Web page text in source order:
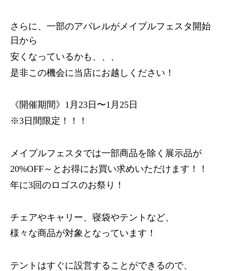
さらに、一部のアパレルがメイプルフェスタ開始
日から
安くなっているかも、、、
是非この機会に当店にお越しください！
《開催期間》1月23日〜1月25日
※3日間限定！！！
メイプルフェスタでは一部商品を除く展示品が
20%OFF～とお得にお買い求めいただけます！！
年に3回のロゴスのお祭り！
チェアやキャリー、寝袋やテントなど、
様々な商品が対象となっています！
テントはすぐに設営することができるので、